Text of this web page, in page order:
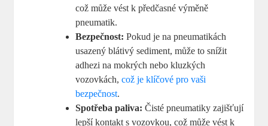
což může vést k předčasné výměně
pneumatik.
Bezpečnost: Pokud je na pneumatikách
usazený blátivý sediment, může to snížit
adhezi na mokrých nebo kluzkých
vozovkách,což je klíčové pro vaši
bezpečnost.
Spotřeba paliva: Čisté pneumatiky zajišťují
lepší kontakt s vozovkou, což může vést k